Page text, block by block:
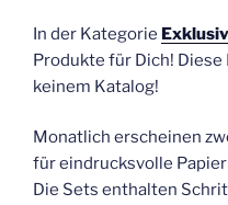
In der Kategorie
Produkte für Dich!
keinem Katalog!
Monatlich erscheinen
für eindrucksvolle
Die Sets enthalten